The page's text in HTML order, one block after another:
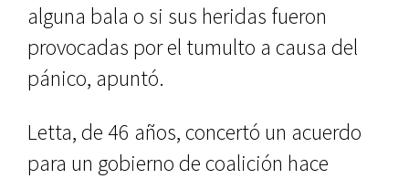
alguna bala o si sus heridas fueron
provocadas por el tumulto a causa del
pánico, apuntó.
Letta, de 46 años, concertó un acuerdo
para un gobierno de coalición hace